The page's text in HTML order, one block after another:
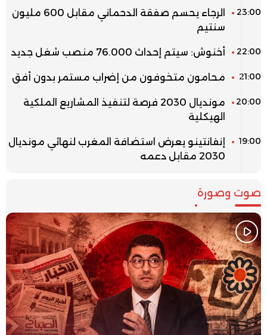
23:00
الرجاء يحسم صفقة الدحماني مقابل 600 مليون
سنتيم
22:00 أخنوش: سيتم إحداث 76.000 منصب شغل جديد
21:00 محامون متخوفون من إضراب مستمر بدون أفق
20:00
مونديال 2030 فرصة لتنفيذ المشاريع الملكية
الهيكلية
19:00
إنفانتينو يعرض استضافة المغرب لنهائي مونديال
2030 مقابل دعمه
صوت وصورة